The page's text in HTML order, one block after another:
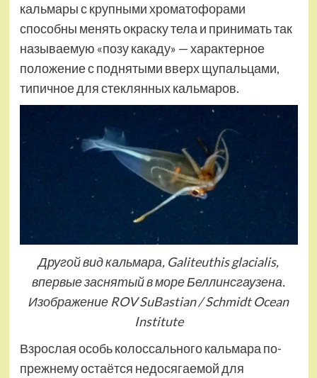
кальмары с крупными хроматофорами
способны менять окраску тела и принимать так
называемую «позу какаду» — характерное
положение с поднятыми вверх щупальцами,
типичное для стеклянных кальмаров.
Другой вид кальмара, Galiteuthis glacialis,
впервые заснятый в море Беллинсгаузена.
Изображение ROV SuBastian / Schmidt Ocean
Institute
Взрослая особь колоссального кальмара по-
прежнему остаётся недосягаемой для